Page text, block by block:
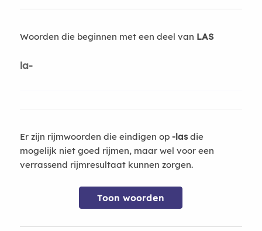
Woorden die beginnen met een deel van LAS
la-
Er zijn rijmwoorden die eindigen op -lasdie
mogelijk niet goed rijmen, maar wel voor een
verrassend rijmresultaat kunnen zorgen.
Toon woorden